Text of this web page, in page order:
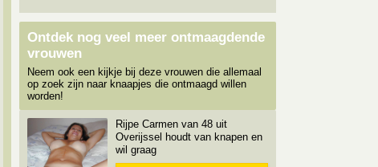
Ontdek nog veel meer ontmaagdende
vrouwen
Neem ook een kijkje bij deze vrouwen die allemaal
op zoek zijn naar knaapjes die ontmaagd willen
worden!
Rijpe Carmen van 48 uit
Overijssel houdt van knapen en
wil graag